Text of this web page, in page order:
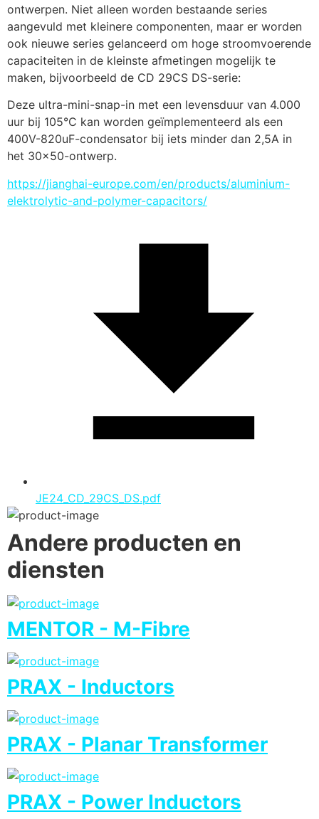
ontwerpen. Niet alleen worden bestaande series
aangevuld met kleinere componenten, maar er worden
ook nieuwe series gelanceerd om hoge stroomvoerende
capaciteiten in de kleinste afmetingen mogelijk te
maken, bijvoorbeeld de CD 29CS DS-serie:
Deze ultra-mini-snap-in met een levensduur van 4.000
uur bij 105°C kan worden geïmplementeerd als een
400V-820uF-condensator bij iets minder dan 2,5A in
het 30x50-ontwerp.
https://jianghai-europe.com/en/products/aluminium-
elektrolytic-and-polymer-capacitors/
JE24_CD_29CS_DS.pdf
Andere producten en
diensten
MENTOR - M-Fibre
PRAX - Inductors
PRAX - Planar Transformer
PRAX - Power Inductors